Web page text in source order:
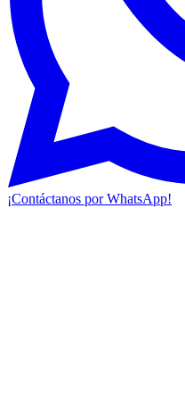
¡Contáctanos por WhatsApp!